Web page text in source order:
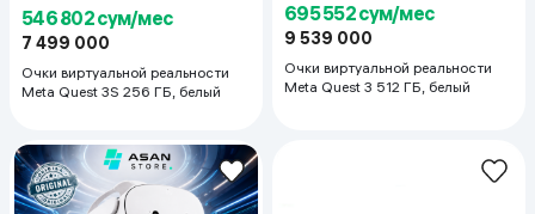
546 802 сум/мес
7 499 000
Очки виртуальной реальности
Meta Quest 3S 256 ГБ, белый
695 552 сум/мес
9 539 000
Очки виртуальной реальности
Meta Quest 3 512 ГБ, белый